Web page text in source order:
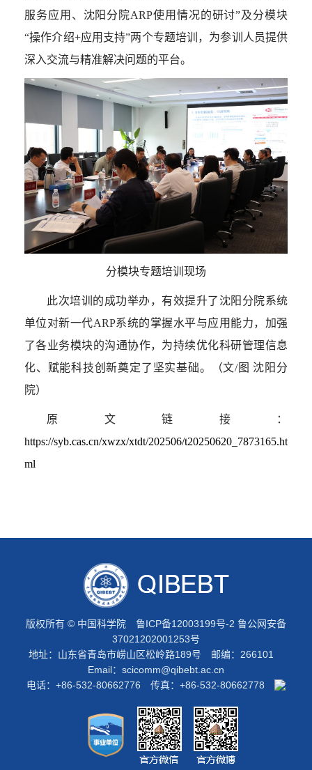
服务应用、沈阳分院ARP使用情况的研讨”及分模块
“操作介绍+应用支持”两个专题培训，为参训人员提供
深入交流与精准解决问题的平台。
分模块专题培训现场
此次培训的成功举办，有效提升了沈阳分院系统
单位对新一代ARP系统的掌握水平与应用能力，加强
了各业务模块的沟通协作，为持续优化科研管理信息
化、赋能科技创新奠定了坚实基础。（文/图 沈阳分
院）
原文链接：
https://syb.cas.cn/xwzx/xtdt/202506/t20250620_7873165.ht
ml
版权所有 © 中国科学院 鲁ICP备12003199号-2 鲁公网安备
37021202001253号
地址：山东省青岛市崂山区松岭路189号 邮编：266101
Email： scicomm@qibebt.ac.cn
电话：+86-532-80662776 传真：+86-532-80662778